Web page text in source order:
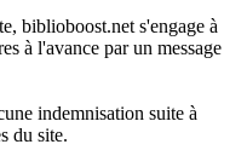
biblioboost.net s'engage à
à l'avance par un message
indemnisation suite à
du site.